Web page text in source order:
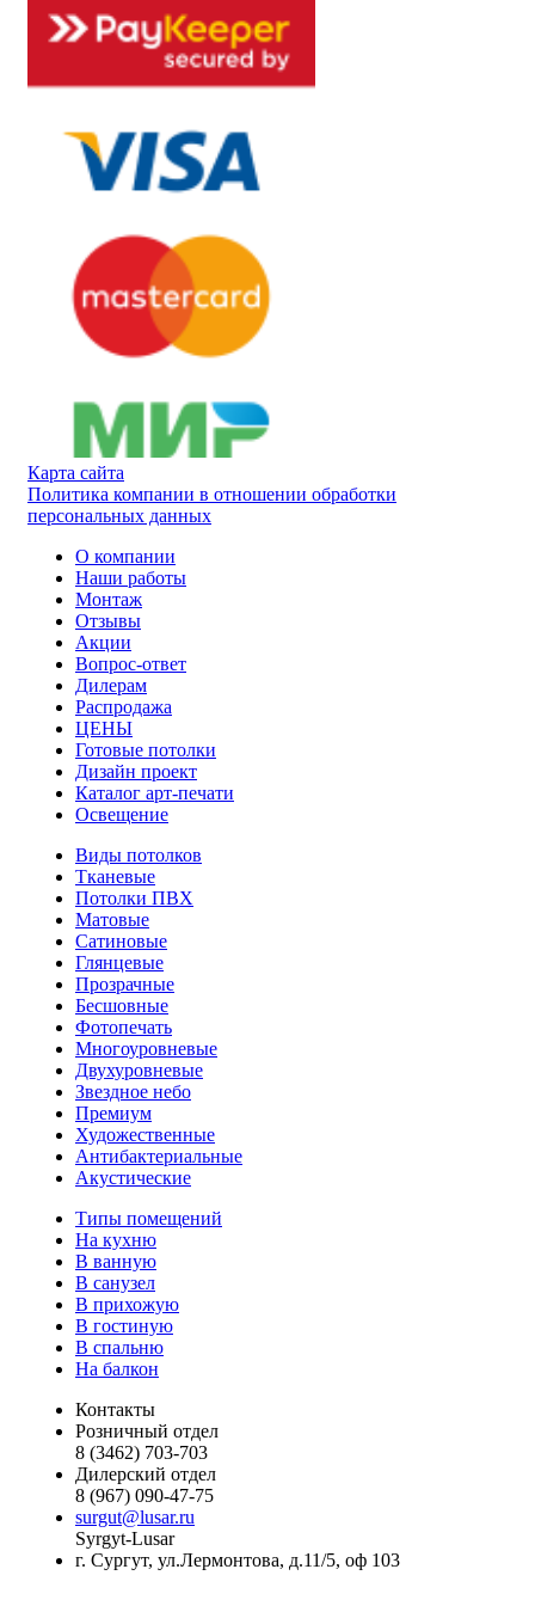
Карта сайта
Политика компании в отношении обработки
персональных данных
О компании
Наши работы
Монтаж
Отзывы
Акции
Вопрос-ответ
Дилерам
Распродажа
ЦЕНЫ
Готовые потолки
Дизайн проект
Каталог арт-печати
Освещение
Виды потолков
Тканевые
Потолки ПВХ
Матовые
Сатиновые
Глянцевые
Прозрачные
Бесшовные
Фотопечать
Многоуровневые
Двухуровневые
Звездное небо
Премиум
Художественные
Антибактериальные
Акустические
Типы помещений
На кухню
В ванную
В санузел
В прихожую
В гостиную
В спальню
На балкон
Контакты
Розничный отдел
8 (3462) 703-703
Дилерский отдел
8 (967) 090-47-75
surgut@lusar.ru
Syrgyt-Lusar
г. Сургут, ул.Лермонтова, д.11/5, оф 103